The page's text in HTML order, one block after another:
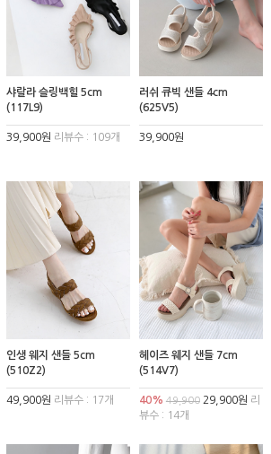
샤랄라 슬링백힐 5cm
(117L9)
39,900원 리뷰수 : 109개
러쉬 큐빅 샌들 4cm
(625V5)
39,900원
인생 웨지 샌들 5cm
(510Z2)
49,900원 리뷰수 : 17개
헤이즈 웨지 샌들 7cm
(514V7)
40% 49,90029,900원 리
뷰수 : 14개